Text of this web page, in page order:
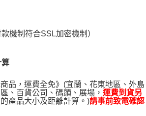
未經同意申辦者引起之損失，本公司不負相關責
付」時，將依據個別帳號之用戶狀況，依本公司即
或使用他人資訊註冊。若發現惡意使用之情形，
機制符合SSL加密機制）
商品，運費全免》(宜蘭、花東地區、外島
、百貨公司、碼頭、展場， 運費到貨另
的產品大小及距離計算。)請事前致電確認